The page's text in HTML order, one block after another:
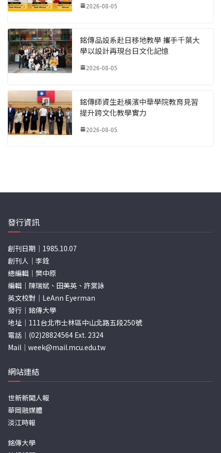
2026-08-05
銘傳品設系赴日移地教學 攜手千葉大
學以設計再現台日文化記憶
2026-08-05
銘傳師資生赴橫濱中華學院教育見習
提升跨文化教學實力
2026-08-05
發行資訊
創刊日期｜1985.10.07
創刊人｜李銓
總編輯｜樊中原
編輯｜陳瑞斌、田美英、許棠詠
英文校對｜LeAnn Eyerman
發行｜銘傳大學
地址｜111台北市士林區中山北路五段250號
電話｜(02)28824564 Ext. 2324
Mail｜ week@mail.mcu.edu.tw
網站連結
世新新聞人報
華岡融媒體
淡江時報
銘傳大學